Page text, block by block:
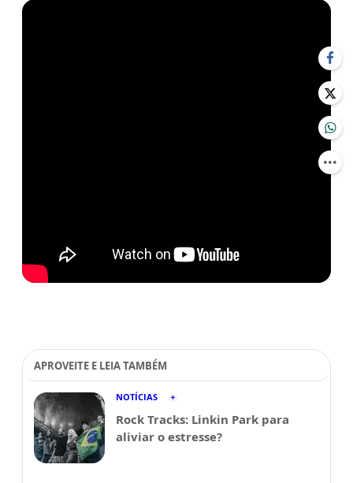
APROVEITE E LEIA TAMBÉM
NOTÍCIAS
Rock Tracks: Linkin Park para
aliviar o estresse?